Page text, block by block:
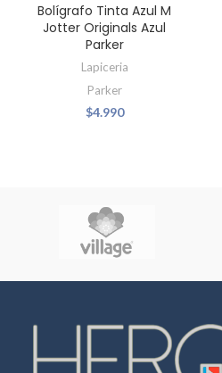
Bolígrafo Tinta Azul M
Jotter Originals Azul
Parker
Lapiceria
Parker
$4.990